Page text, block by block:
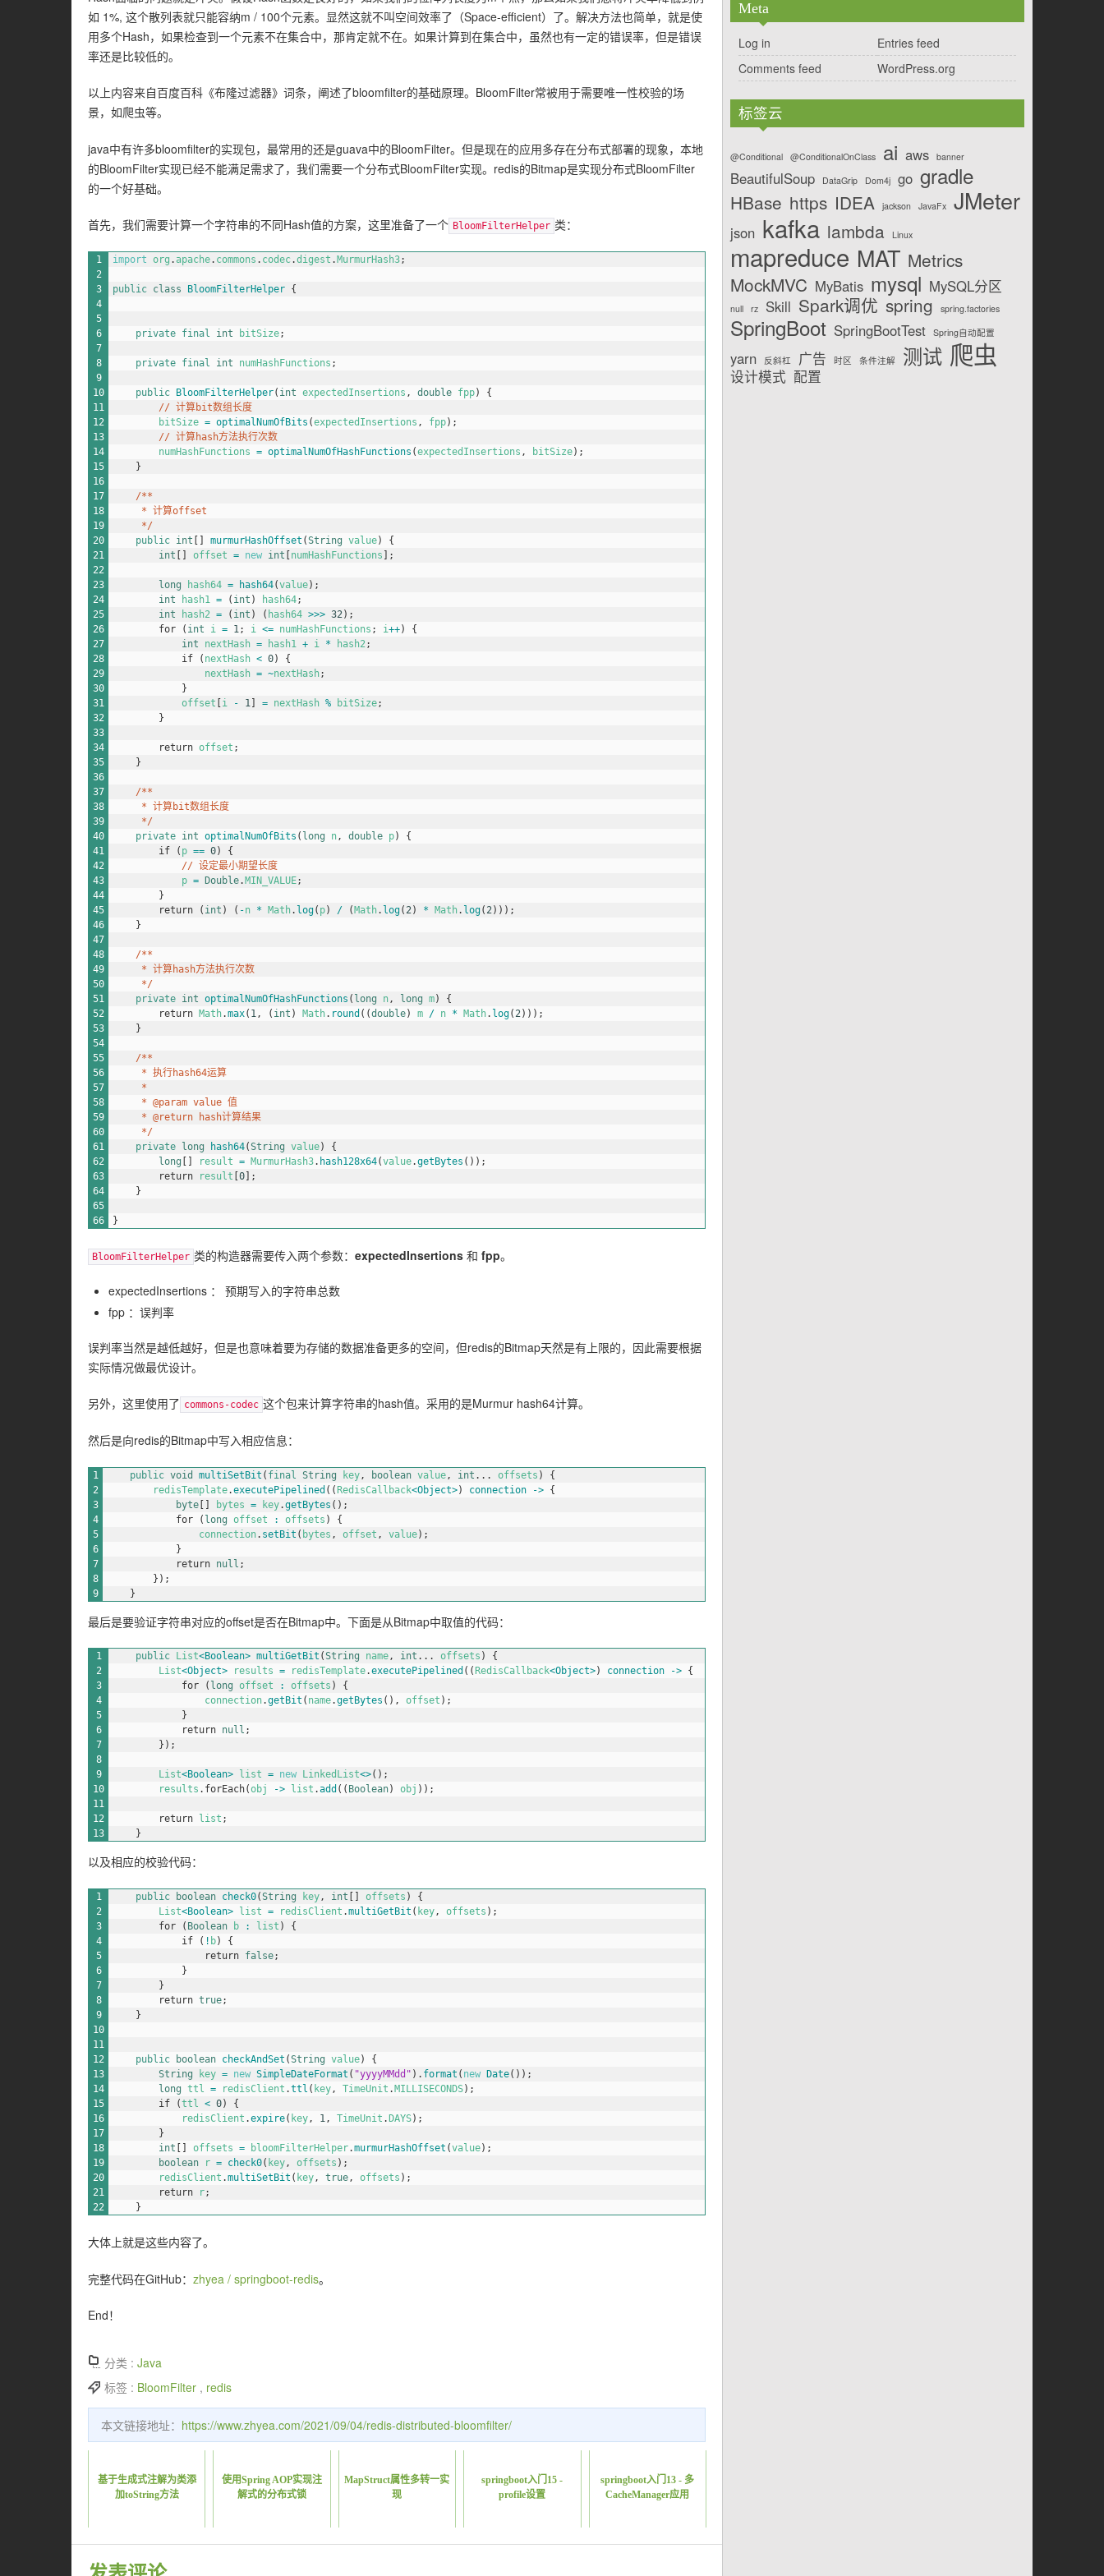
如 1%, 这个散列表就只能容纳m / 100个元素。显然这就不叫空间效率了（Space-efficient）了。解决方法也简单，就是使
用多个Hash，如果检查到一个元素不在集合中，那肯定就不在。如果计算到在集合中，虽然也有一定的错误率，但是错误
率还是比较低的。
以上内容来自百度百科《布隆过滤器》词条，阐述了bloomfilter的基础原理。BloomFilter常被用于需要唯一性校验的场
景，如爬虫等。
java中有许多bloomfilter的实现包，最常用的还是guava中的BloomFilter。但是现在的应用多存在分布式部署的现象，本地
的BloomFilter实现已经不能满足需求了，我们需要一个分布式BloomFilter实现。redis的Bitmap是实现分布式BloomFilter
的一个好基础。
首先，我们需要计算一个字符串的不同Hash值的方案，这里准备了一个 BloomFilterHelper 类：
1
2
3
4
5
6
7
8
9
10
11
12
13
14
15
16
17
18
19
20
21
22
23
24
25
26
27
28
29
30
31
32
33
34
35
36
37
38
39
40
41
42
43
44
45
46
47
48
49
50
51
52
53
54
55
56
57
58
59
60
61
62
63
64
65
66
import org . apache. commons . codec.digest .MurmurHash3;
public class BloomFilterHelper {
private final int bitSize;
private final int numHashFunctions ;
public BloomFilterHelper( int expectedInsertions , double fpp)
{
// 计算bit数组长度
bitSize = optimalNumOfBits (expectedInsertions , fpp) ;
// 计算hash方法执行次数
numHashFunctions = optimalNumOfHashFunctions (expectedInsertions , bitSize) ;
}
/**
* 计算offset
*/
public int [ ] murmurHashOffset (String value)
{
int [ ] offset = new int [numHashFunctions ] ;
long hash64 = hash64(value) ;
int
hash1 = ( int ) hash64;
int
hash2 = ( int ) ( hash64 >>> 32) ;
for
( int i = 1; i <= numHashFunctions ; i++)
{
int
nextHash = hash1 + i * hash2;
if
( nextHash < 0)
{
nextHash = ~nextHash;
}
offset [i - 1] = nextHash % bitSize;
}
return offset ;
}
/**
* 计算bit数组长度
*/
private int optimalNumOfBits ( long n, double p)
{
if
( p == 0)
{
// 设定最小期望长度
p = Double.MIN_VALUE;
}
return
( int ) ( -n * Math. log( p) / (Math. log( 2) * Math. log( 2) ) ) ;
}
/**
* 计算hash方法执行次数
*/
private int optimalNumOfHashFunctions ( long n, long m)
{
return Math.max( 1, ( int ) Math. round ( (double) m / n * Math. log( 2) ) ) ;
}
/**
* 执行hash64运算
*
* @param value 值
* @return hash计算结果
*/
private long hash64(String value)
{
long [ ] result = MurmurHash3. hash128x64(value.getBytes ( ) ) ;
return
result [0] ;
}
}
BloomFilterHelper 类的构造器需要传入两个参数： expectedInsertions 和 fpp。
expectedInsertions ： 预期写入的字符串总数
fpp ：误判率
误判率当然是越低越好，但是也意味着要为存储的数据准备更多的空间，但redis的Bitmap天然是有上限的，因此需要根据
实际情况做最优设计。
另外，这里使用了 commons-codec 这个包来计算字符串的hash值。采用的是Murmur hash64计算。
然后是向redis的Bitmap中写入相应信息：
1
2
3
4
5
6
7
8
9
public void multiSetBit ( final String key , boolean value , int . . . offsets )
{
redisTemplate.executePipelined ( (RedisCallback<Object>) connection -> {
byte [ ] bytes = key.getBytes ( ) ;
for
( long offset : offsets )
{
connection. setBit ( bytes , offset , value) ;
}
return null ;
} ) ;
}
最后是要验证字符串对应的offset是否在Bitmap中。下面是从Bitmap中取值的代码：
1
2
3
4
5
6
7
8
9
10
11
12
13
public List<Boolean> multiGetBit (String name, int . . . offsets )
{
List<Object> results = redisTemplate.executePipelined ( ( RedisCallback<Object>) connection -> {
for
( long offset : offsets )
{
connection.getBit ( name.getBytes ( ) , offset ) ;
}
return null ;
} ) ;
List<Boolean> list = new LinkedList<>( ) ;
results . forEach(obj -> list .add ( ( Boolean) obj ) ) ;
return list ;
}
以及相应的校验代码：
1
2
3
4
5
6
7
8
9
10
11
12
13
14
15
16
17
18
19
20
21
22
public boolean check0(String key , int [ ] offsets )
{
List<Boolean> list = redisClient .multiGetBit ( key , offsets ) ;
for
( Boolean b : list )
{
if
( ! b)
{
return false;
}
}
return true;
}
public boolean checkAndSet (String value)
{
String
key = new SimpleDateFormat ( "yyyyMMdd" ) . format ( new Date( ) ) ;
long ttl = redisClient .ttl ( key , TimeUnit .MILLISECONDS) ;
if
(ttl < 0)
{
redisClient .expire( key , 1 , TimeUnit .DAYS) ;
}
int [ ] offsets = bloomFilterHelper.murmurHashOffset (value) ;
boolean
r = check0( key , offsets ) ;
redisClient .multiSetBit ( key , true , offsets ) ;
return
r;
}
大体上就是这些内容了。
完整代码在GitHub： zhyea / springboot-redis。
End！
分类 : Java
标签 : BloomFilter , redis
本文链接地址： https://www.zhyea.com/2021/09/04/redis-distributed-bloomfilter/
基于生成式注解为类添
加toString方法
使用Spring AOP实现注
解式的分布式锁
MapStruct属性多转一实
现
springboot入门15 -
profile设置
springboot入门13 - 多
CacheManager应用
Meta
Log in
Entries feed
Comments feed
WordPress.org
标签云
@Conditional @ConditionalOnClass ai aws banner
BeautifulSoup DataGrip Dom4j go gradle
HBase https IDEA jackson JavaFx JMeter
json kafka lambda Linux
mapreduce MAT Metrics
MockMVC MyBatis mysql MySQL分区
null rz Skill Spark调优 spring spring.factories
SpringBoot SpringBootTest Spring自动配置
yarn 反斜杠 广告 时区 条件注解 测试 爬虫
设计模式 配置